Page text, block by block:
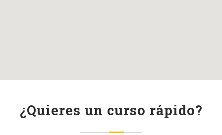
¿Quieres un curso rápido?